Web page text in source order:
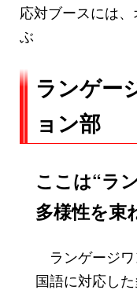
応対ブースには
ぶ
ランゲー
ョン部
ここは“ラ
多様性を束
ランゲージワ
国語に対応し